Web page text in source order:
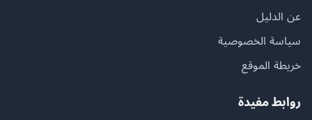
عن الدليل
سياسة الخصوصية
خريطة الموقع
روابط مفيدة